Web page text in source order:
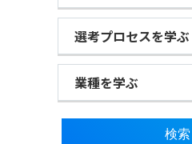
選考プロセスを学ぶ
業種を学ぶ